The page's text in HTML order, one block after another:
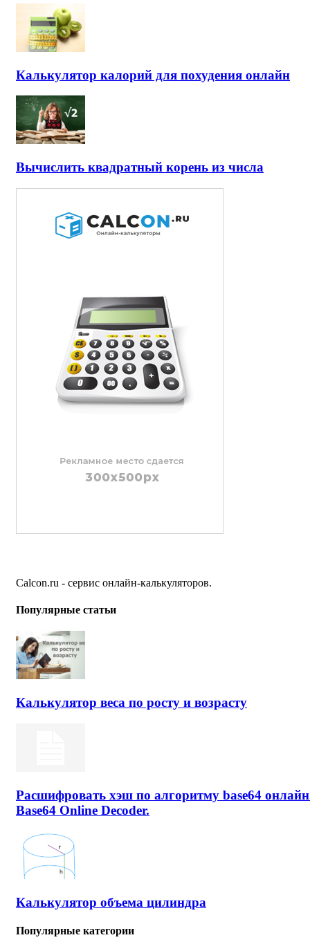
Калькулятор калорий для похудения онлайн
Вычислить квадратный корень из числа
Calcon.ru - сервис онлайн-калькуляторов.
Популярные статьи
Калькулятор веса по росту и возрасту
Расшифровать хэш по алгоритму base64
Base64 Online Decoder.
Калькулятор объема цилиндра
Популярные категории